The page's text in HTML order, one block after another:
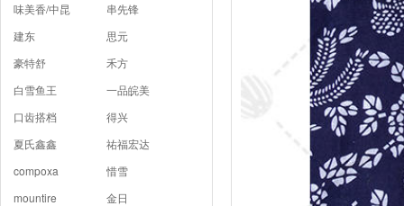
味美香/中昆
串先锋
建东
思元
豪特舒
禾方
白雪鱼王
一品皖美
口齿搭档
得兴
夏氏鑫鑫
祐福宏达
compoxa
惜雪
mountire
金日